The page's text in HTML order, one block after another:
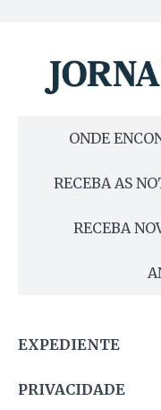
ONDE
RECEBA AS
RECEBA
EXPEDIENTE
PRIVACIDADE